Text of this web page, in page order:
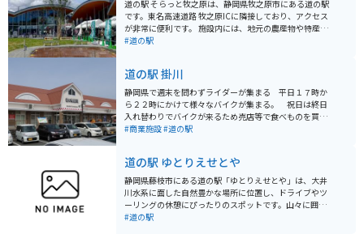
道の駅 そらっと牧之原は、静岡県牧之原市にある道の駅
です。東名高速道路 牧之原ICに隣接しており、アクセス
が非常に便利です。 施設内には、地元の農産物や特産品
を販売する直売所や、軽食コーナー、レストランがあり
使った料理を味わうことができます。 そらっと牧之原
は、展望台としても人気があります。屋上展望台から
は、牧之原台地や茶畑、駿河湾、伊豆半島、富士山を一
望できます。特に晴れた日には、雄大な富士山を背景に
広がる茶畑の絶景を楽しむことができます。 バイクで訪
良好です。道の駅には、ツーリングマップなども用意さ
れているので、周辺の観光スポット情報なども入手でき
ます。近隣には、牧之原公園や、グリンピア牧之原な
ど、自然を楽しめるスポットもあります。 また、牧之原
市は、緑茶の生産が盛んな地域です。道の駅でも、様々
な種類のお茶が販売されています。お土産に、地元産の
#道の駅
道の駅 掛川
静岡県で週末を問わずライダーが集まる 平日１７時か
ら２２時にかけて様々なバイクが集まる。 祝日は終日
入れ替わりでバイクが来るため売店等で食べものを買い
バイクを眺めながら休憩をしている方が多くいる。近く
入るお茶の名産地である、静岡県掛川市に位置する道の
駅です。 地元産の農作物はもちろん、本場のお茶やそば
を供する専門ショップなど、掛川ならではのグルメを楽
しむことができます。 ・軽自動車4台、小型車222台、大
型車70台、特大車5台、身体障がい者用6台 ※駐車料金
#商業施設#道の駅
道の駅 ゆとりえせとや
静岡県藤枝市にある道の駅「ゆとりえせとや」は、大井
川水系に面した自然豊かな場所に位置し、ドライブやツ
ーリングの休憩にぴったりのスポットです。山々に囲ま
れた爽やかな空気の中、ゆったりとした時間を過ごすこ
#道の駅